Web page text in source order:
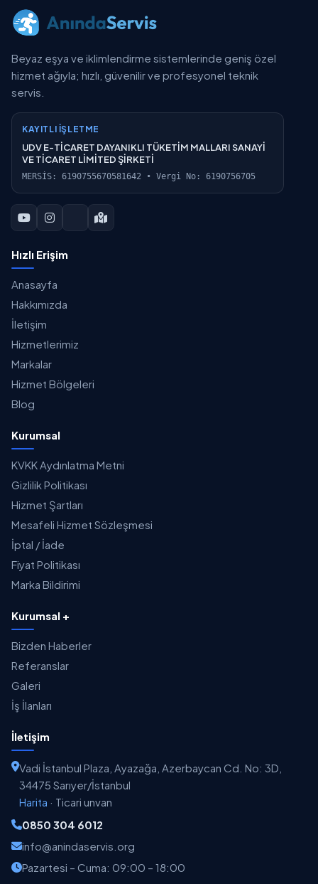
Beyaz eşya ve iklimlendirme sistemlerinde geniş özel
hizmet ağıyla; hızlı, güvenilir ve profesyonel teknik
servis.
KAYITLI İŞLETME
UDV E-TİCARET DAYANIKLI TÜKETİM MALLARI SANAYİ
VE TİCARET LİMİTED ŞİRKETİ
MERSİS: 6190755670581642 • Vergi No: 6190756705
Hızlı Erişim
Anasayfa
Hakkımızda
İletişim
Hizmetlerimiz
Markalar
Hizmet Bölgeleri
Blog
Kurumsal
KVKK Aydınlatma Metni
Gizlilik Politikası
Hizmet Şartları
Mesafeli Hizmet Sözleşmesi
İptal / İade
Fiyat Politikası
Marka Bildirimi
Kurumsal +
Bizden Haberler
Referanslar
Galeri
İş İlanları
İletişim
Vadi İstanbul Plaza, Ayazağa, Azerbaycan Cd. No: 3D,
34475 Sarıyer/İstanbul
Harita · Ticari unvan
0850 304 6012
info@anindaservis.org
Pazartesi – Cuma: 09:00 – 18:00